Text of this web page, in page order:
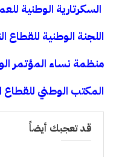
السكرتارية الوطنية
اللجنة الوطنية للقطاع
منظمة نساء المؤتمر
المكتب الوطني للقطاع
قد تعجبك أيضاً